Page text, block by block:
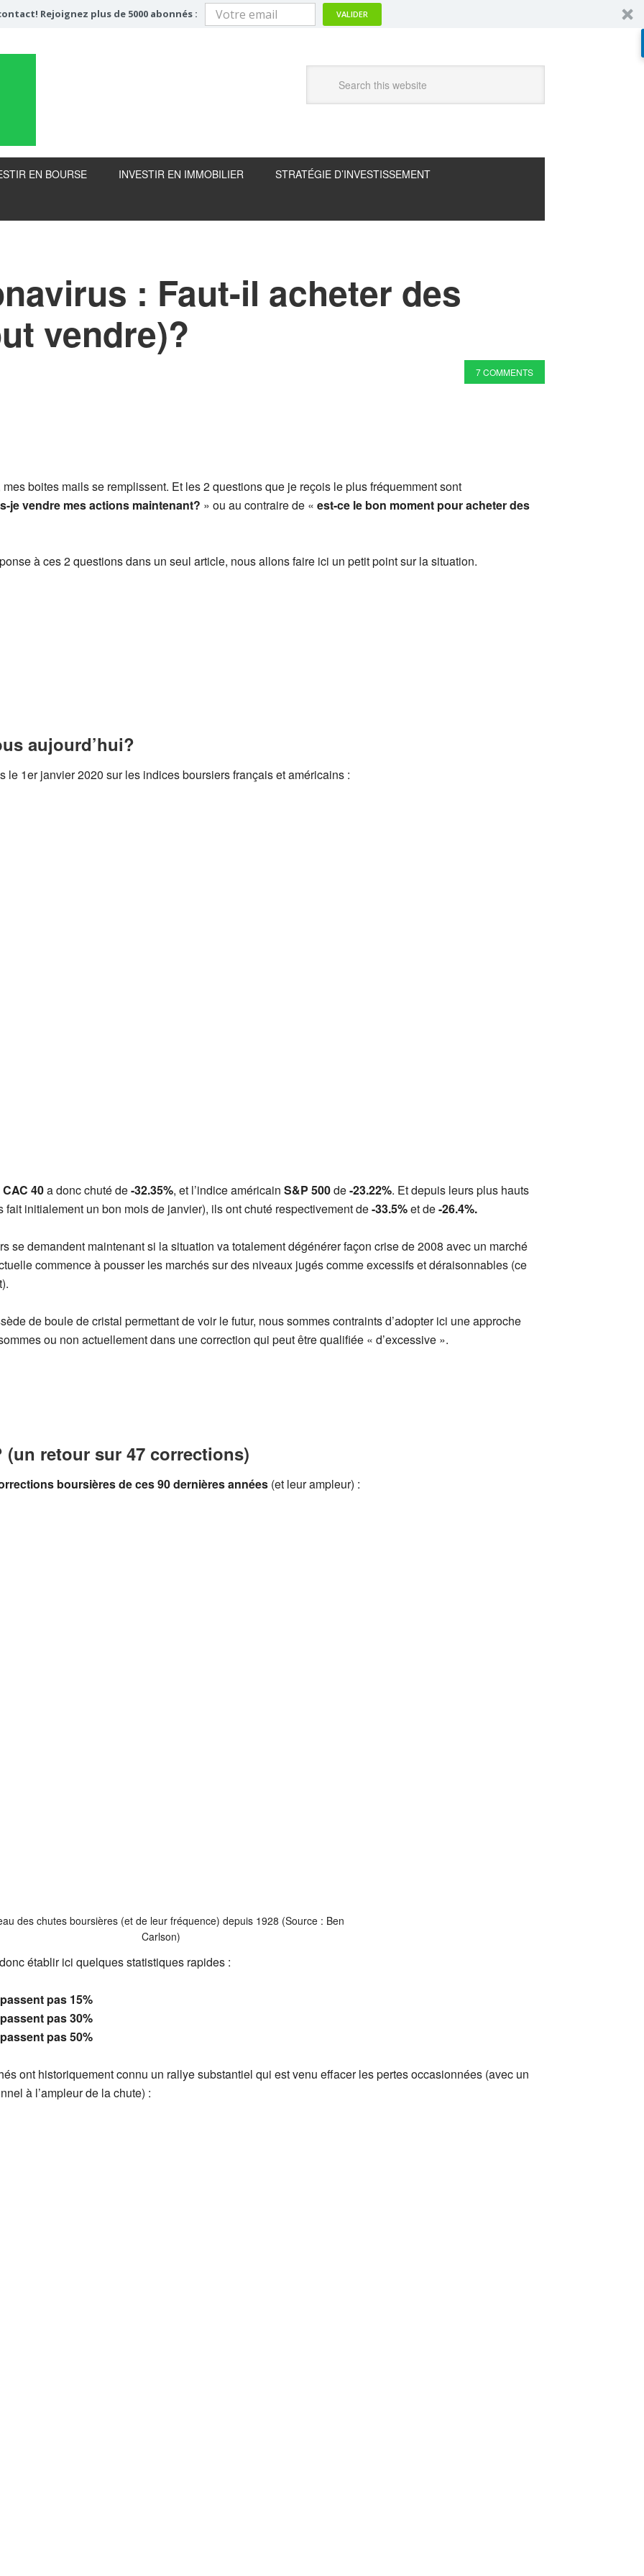
Rejoignez plus de 5000 abonnés : VALIDER
EN BOURSE INVESTIR EN IMMOBILIER STRATÉGIE D’INVESTISSEMENT
: Faut-il acheter des
vendre)?
7 COMMENTS
boites mails se remplissent. Et les 2 questions que je reçois le plus fréquemment sont
je vendre mes actions maintenant? » ou au contraire de « est-ce le bon moment pour acheter des
à ces 2 questions dans un seul article, nous allons faire ici un petit point sur la situation.
aujourd’hui?
le 1er janvier 2020 sur les indices boursiers français et américains :
CAC 40a donc chuté de-32.35%, et l’indice américain S&P 500de-23.22%. Et depuis leurs plus hauts
initialement un bon mois de janvier), ils ont chuté respectivement de-33.5%et de-26.4%.
se demandent maintenant si la situation va totalement dégénérer façon crise de 2008 avec un marché
commence à pousser les marchés sur des niveaux jugés comme excessifs et déraisonnables (ce
de boule de cristal permettant de voir le futur, nous sommes contraints d’adopter ici une approche
ou non actuellement dans une correction qui peut être qualifiée « d’excessive ».
retour sur 47 corrections)
boursières de ces 90 dernières années (et leur ampleur) :
des chutes boursières (et de leur fréquence) depuis 1928 (Source : Ben
Carlson)
établir ici quelques statistiques rapides :
pas 15%
pas 30%
pas 50%
ont historiquement connu un rallye substantiel qui est venu effacer les pertes occasionnées (avec un
à l’ampleur de la chute) :